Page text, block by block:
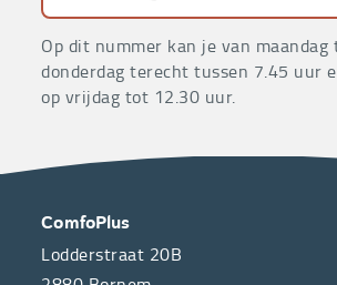
Op dit nummer kan je van maandag
donderdag terecht tussen 7.45 uur
op vrijdag tot 12.30 uur.
OVER
ONS
CONTACT
ComfoPlus
Lodderstraat 20B